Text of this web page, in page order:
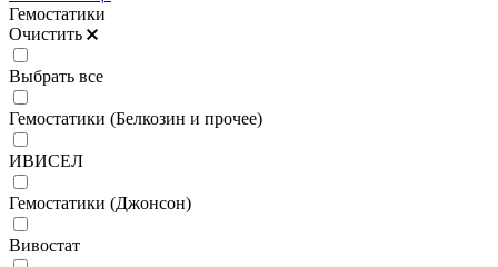
Гемостатики
Очистить
Выбрать все
Гемостатики (Белкозин и прочее)
ИВИСЕЛ
Гемостатики (Джонсон)
Вивостат